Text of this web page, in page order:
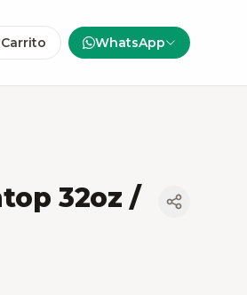
Carrito WhatsApp
32oz /